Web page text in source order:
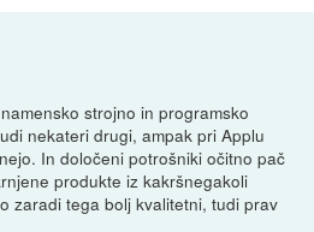
strojno in programsko
nekateri drugi, ampak pri Applu
In določeni potrošniki očitno pač
produkte iz kakršnegakoli
zaradi tega bolj kvalitetni, tudi prav